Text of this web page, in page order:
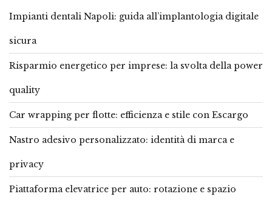
Impianti dentali Napoli: guida all’implantologia digitale
sicura
Risparmio energetico per imprese: la svolta della power
quality
Car wrapping per flotte: efficienza e stile con Escargo
Nastro adesivo personalizzato: identità di marca e
privacy
Piattaforma elevatrice per auto: rotazione e spazio